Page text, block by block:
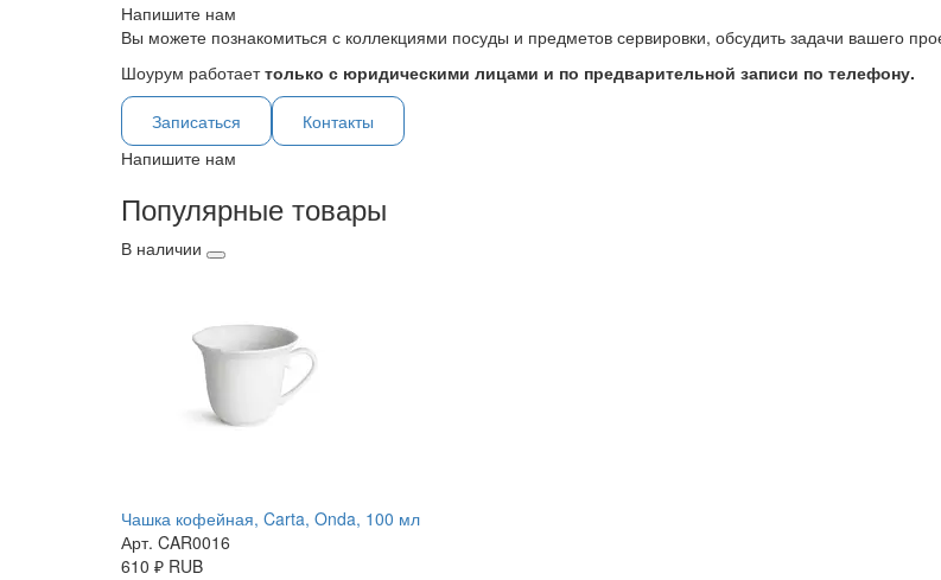
Напишите нам
Вы можете познакомиться с коллекциями посуды и предметов сервировки, обсудить задачи вашего
Шоурум работаеттолько с юридическими лицами и по предварительной записи по телефону.
Записаться
Контакты
Напишите нам
Популярные товары
В наличии
Чашка кофейная, Carta, Onda, 100 мл
Арт. CAR0016
610 ₽ RUB